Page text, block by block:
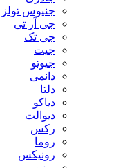
جنیوس تولز
جی آر تی
جی تک
جیت
جیوتو
دانمی
دلتا
دیاکو
دیوالت
رکس
روما
رونیکس